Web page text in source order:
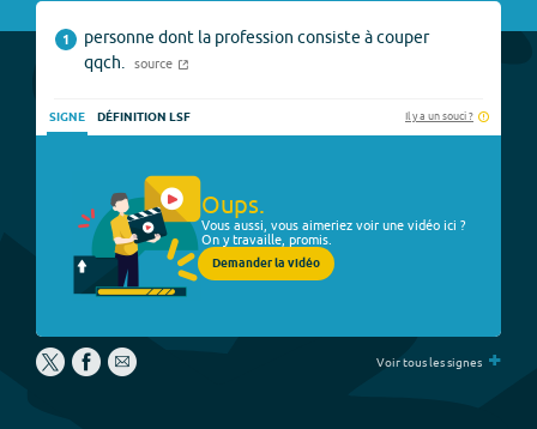
1
personne dont la profession consiste à couper
qqch.
source
SIGNE DÉFINITION LSF Il y a un souci ?
Oups.
Vous aussi, vous aimeriez voir une vidéo ici ?
On y travaille, promis.
Demander la vidéo
Voir tous les signes +